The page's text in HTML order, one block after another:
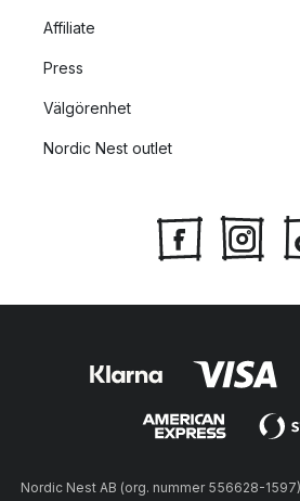
Affiliate
Press
Välgörenhet
Nordic Nest outlet
Nordic Nest AB (org. nummer 556628-